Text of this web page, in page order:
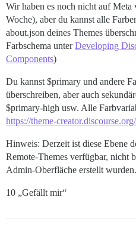
Wir haben es noch nicht auf
Woche), aber du kannst alle
about.json deines Themes
Farbschema unterDeveloping
Components)
Du kannst $primary und andere
überschreiben, aber auch
$primary-high usw. Alle
https://theme-
Hinweis: Derzeit ist diese Ebene
Remote-Themes verfügbar, nicht
Admin-Oberfläche erstellt wurden.
10 „Gefällt mir“